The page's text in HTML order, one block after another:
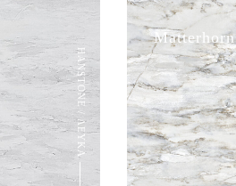
HANSTONE / ΛΕΥΚΑ
Matterhorn